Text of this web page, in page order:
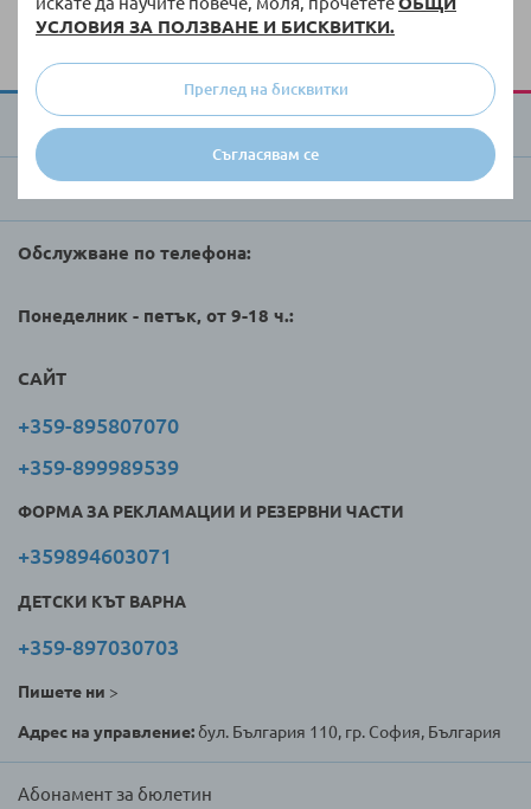
УСЛОВИЯ ЗА ПОЛЗВАНЕ И БИСКВИТКИ.
Съгласявам се
Преглед на бисквитки
Доставка до 3 работни дни на налична стока
За Raya Toys
Обслужване по телефона:
Понеделник - петък, от 9-18 ч.:
САЙТ
+359-895807070
+359-899989539
ФОРМА ЗА РЕКЛАМАЦИИ И РЕЗЕРВНИ ЧАСТИ
+359894603071
ДЕТСКИ КЪТ ВАРНА
+359-897030703
Пишете ни >
Адрес на управление:бул. България 110, гр. София, България
Абонамент за бюлетин